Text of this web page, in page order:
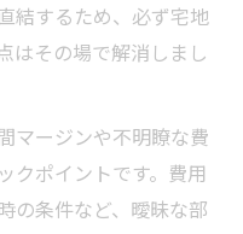
結するため、必ず宅地
はその場で解消しまし
マージンや不明瞭な費
クポイントです。費用
の条件など、曖昧な部